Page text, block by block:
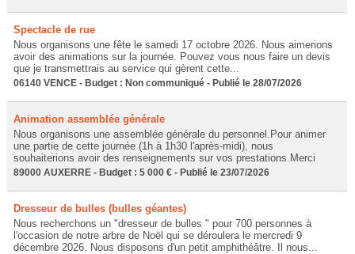
Spectacle de rue
Nous organisons une fête le samedi 17 octobre 2026. Nous aimerions
avoir des animations sur la journée. Pouvez vous nous faire un devis
que je transmettrais au service qui gèrent cette...
06140 VENCE - Budget : Non communiqué - Publié le 28/07/2026
Animation assemblée générale
Nous organisons une assemblée générale du personnel.Pour animer
une partie de cette journée (1h à 1h30 l'après-midi), nous
souhaiterions avoir des renseignements sur vos prestations.Merci
89000 AUXERRE - Budget : 5 000 € - Publié le 23/07/2026
Dresseur de bulles (bulles géantes)
Nous recherchons un "dresseur de bulles " pour 700 personnes à
l'occasion de notre arbre de Noël qui se déroulera le mercredi 9
décembre 2026. Nous disposons d'un petit amphithéâtre. Il nous...